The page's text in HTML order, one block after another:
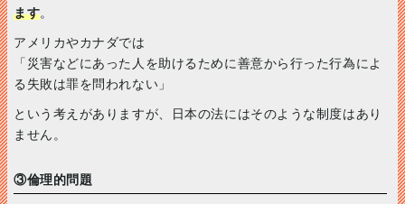
ます。
アメリカやカナダでは
「災害などにあった人を助けるために善意から行った行為によ
る失敗は罪を問われない」
という考えがありますが、日本の法にはそのような制度はあり
ません。
③倫理的問題